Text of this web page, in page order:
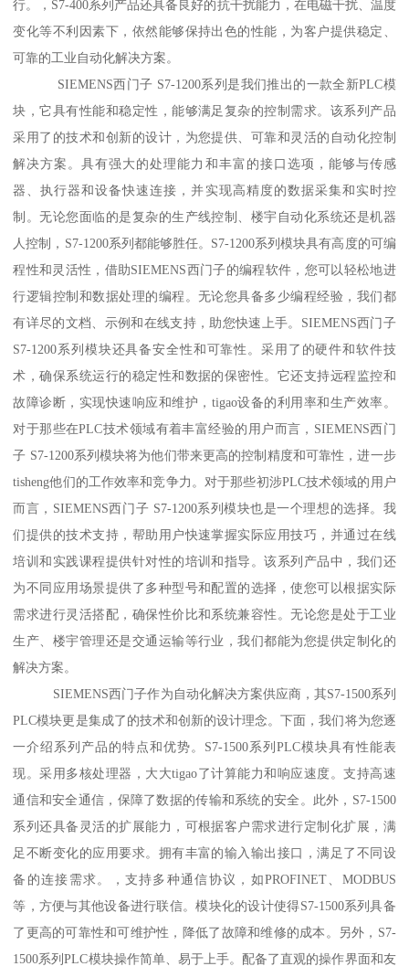
行。，S7-400系列产品还具备良好的抗干扰能力，在电磁干扰、温度
变化等不利因素下，依然能够保持出色的性能，为客户提供稳定、
可靠的工业自动化解决方案。
SIEMENS西门子 S7-1200系列是我们推出的一款全新PLC模
块，它具有性能和稳定性，能够满足复杂的控制需求。该系列产品
采用了的技术和创新的设计，为您提供、可靠和灵活的自动化控制
解决方案。具有强大的处理能力和丰富的接口选项，能够与传感
器、执行器和设备快速连接，并实现高精度的数据采集和实时控
制。无论您面临的是复杂的生产线控制、楼宇自动化系统还是机器
人控制，S7-1200系列都能够胜任。S7-1200系列模块具有高度的可编
程性和灵活性，借助SIEMENS西门子的编程软件，您可以轻松地进
行逻辑控制和数据处理的编程。无论您具备多少编程经验，我们都
有详尽的文档、示例和在线支持，助您快速上手。SIEMENS西门子
S7-1200系列模块还具备安全性和可靠性。采用了的硬件和软件技
术，确保系统运行的稳定性和数据的保密性。它还支持远程监控和
故障诊断，实现快速响应和维护，tigao设备的利用率和生产效率。
对于那些在PLC技术领域有着丰富经验的用户而言，SIEMENS西门
子 S7-1200系列模块将为他们带来更高的控制精度和可靠性，进一步
tisheng他们的工作效率和竞争力。对于那些初涉PLC技术领域的用户
而言，SIEMENS西门子 S7-1200系列模块也是一个理想的选择。我
们提供的技术支持，帮助用户快速掌握实际应用技巧，并通过在线
培训和实践课程提供针对性的培训和指导。该系列产品中，我们还
为不同应用场景提供了多种型号和配置的选择，使您可以根据实际
需求进行灵活搭配，确保性价比和系统兼容性。无论您是处于工业
生产、楼宇管理还是交通运输等行业，我们都能为您提供定制化的
解决方案。
SIEMENS西门子作为自动化解决方案供应商，其S7-1500系列
PLC模块更是集成了的技术和创新的设计理念。下面，我们将为您逐
一介绍系列产品的特点和优势。S7-1500系列PLC模块具有性能表
现。采用多核处理器，大大tigao了计算能力和响应速度。支持高速
通信和安全通信，保障了数据的传输和系统的安全。此外，S7-1500
系列还具备灵活的扩展能力，可根据客户需求进行定制化扩展，满
足不断变化的应用要求。拥有丰富的输入输出接口，满足了不同设
备的连接需求。，支持多种通信协议，如PROFINET、MODBUS
等，方便与其他设备进行联信。模块化的设计使得S7-1500系列具备
了更高的可靠性和可维护性，降低了故障和维修的成本。另外，S7-
1500系列PLC模块操作简单、易于上手。配备了直观的操作界面和友